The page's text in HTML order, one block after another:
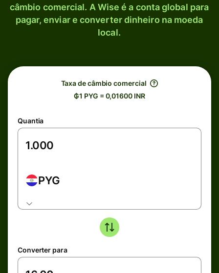
câmbio comercial. A Wise é a conta global para
pagar, enviar e converter dinheiro na moeda
local.
Taxa de câmbio comercial
₲1 PYG = 0,01600 INR
Quantia
PYG
Converter para